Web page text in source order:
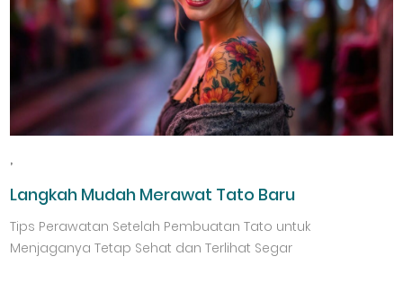
Langkah Mudah Merawat Tato Baru
Tips Perawatan Setelah Pembuatan Tato untuk
Menjaganya Tetap Sehat dan Terlihat Segar